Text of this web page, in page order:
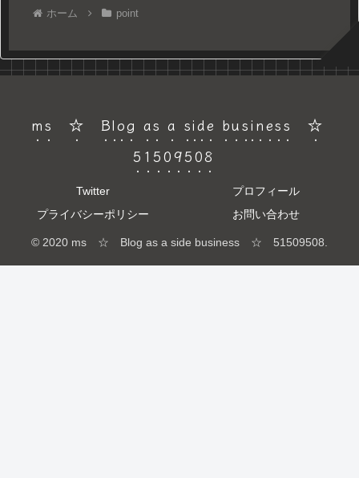
ホーム point
ms ☆ Blog as a side business ☆
51509508
Twitter
プロフィール
プライバシーポリシー
お問い合わせ
© 2020 ms ☆ Blog as a side business ☆ 51509508.